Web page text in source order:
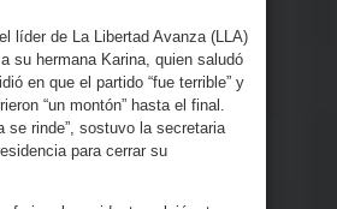
líder de La Libertad Avanza (LLA)
su hermana Karina, quien saludó
en que el partido “fue terrible” y
“un montón” hasta el final.
se rinde”, sostuvo la secretaria
para cerrar su